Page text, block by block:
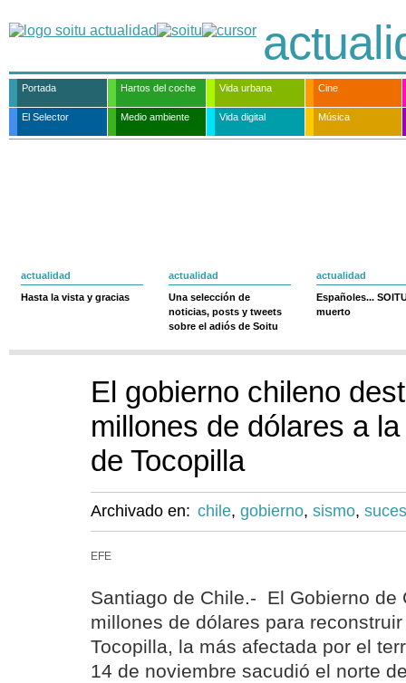
Portada Hartos del coche Vida urbana Cine
El Selector Medio ambiente Vida digital Música
actualidad
Hasta la vista y gracias
actualidad
Una selección de
noticias, posts y tweets
sobre el adiós de Soitu
actualidad
Españoles...
muerto
El gobierno chileno
millones de dólares a
de Tocopilla
Archivado en: chile, gobierno, sismo,
EFE
Santiago de Chile.- El Gobierno de
millones de dólares para
Tocopilla, la más afectada por el
14 de noviembre sacudió el norte